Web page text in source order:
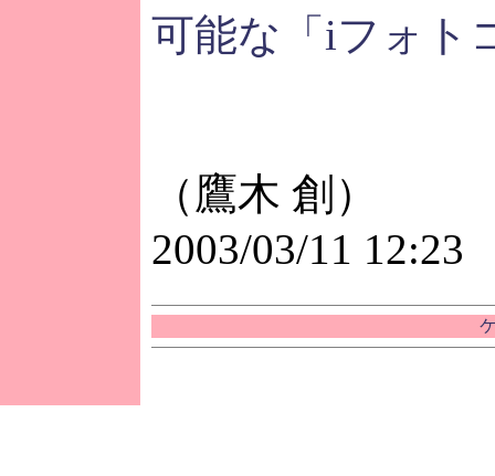
可能な「iフォト
（鷹木 創）
2003/03/11 12:23